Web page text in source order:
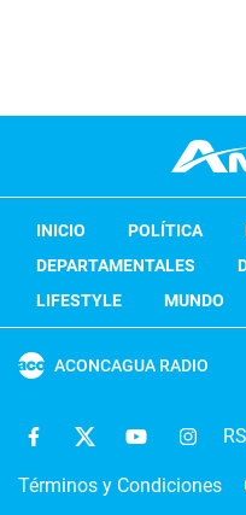
INICIO POLÍTICA
DEPARTAMENTALES
LIFESTYLE
MUNDO
ACONCAGUA RADIO
Términos y Condiciones